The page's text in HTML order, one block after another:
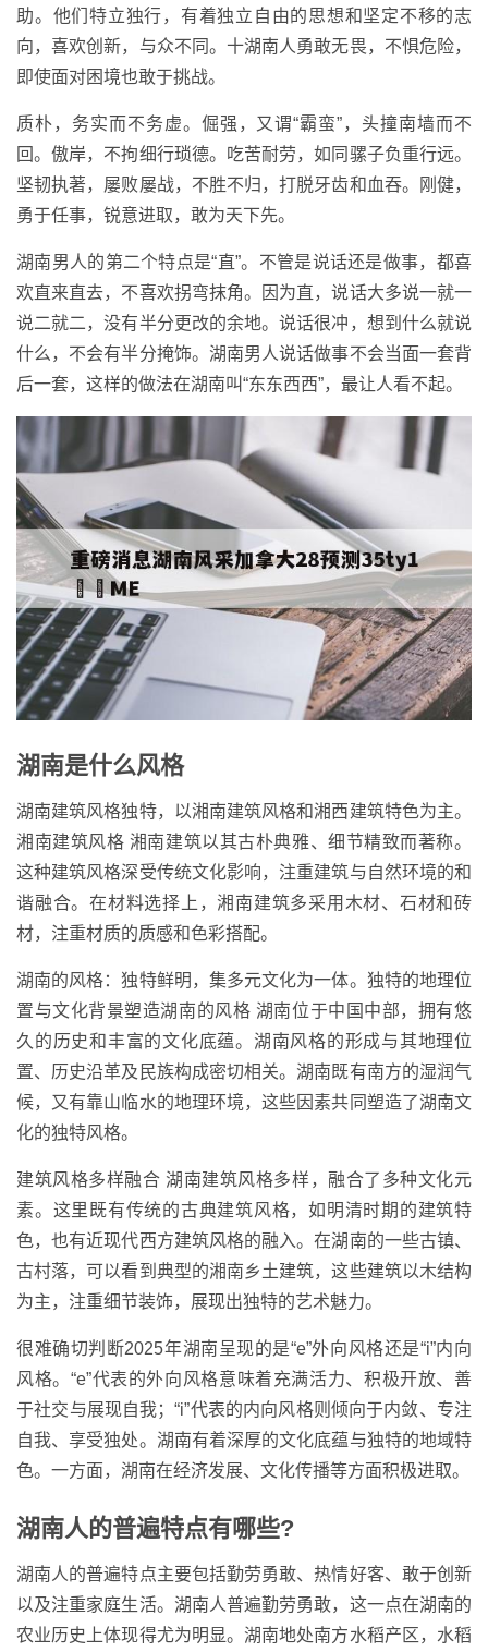
助。他们特立独行，有着独立自由的思想和坚定不移的志
向，喜欢创新，与众不同。十湖南人勇敢无畏，不惧危险，
即使面对困境也敢于挑战。
质朴，务实而不务虚。倔强，又谓“霸蛮”，头撞南墙而不
回。傲岸，不拘细行琐德。吃苦耐劳，如同骡子负重行远。
坚韧执著，屡败屡战，不胜不归，打脱牙齿和血吞。刚健，
勇于任事，锐意进取，敢为天下先。
湖南男人的第二个特点是“直”。不管是说话还是做事，都喜
欢直来直去，不喜欢拐弯抹角。因为直，说话大多说一就一
说二就二，没有半分更改的余地。说话很冲，想到什么就说
什么，不会有半分掩饰。湖南男人说话做事不会当面一套背
后一套，这样的做法在湖南叫“东东西西”，最让人看不起。
湖南是什么风格
湖南建筑风格独特，以湘南建筑风格和湘西建筑特色为主。
湘南建筑风格 湘南建筑以其古朴典雅、细节精致而著称。
这种建筑风格深受传统文化影响，注重建筑与自然环境的和
谐融合。在材料选择上，湘南建筑多采用木材、石材和砖
材，注重材质的质感和色彩搭配。
湖南的风格：独特鲜明，集多元文化为一体。独特的地理位
置与文化背景塑造湖南的风格 湖南位于中国中部，拥有悠
久的历史和丰富的文化底蕴。湖南风格的形成与其地理位
置、历史沿革及民族构成密切相关。湖南既有南方的湿润气
候，又有靠山临水的地理环境，这些因素共同塑造了湖南文
化的独特风格。
建筑风格多样融合 湖南建筑风格多样，融合了多种文化元
素。这里既有传统的古典建筑风格，如明清时期的建筑特
色，也有近现代西方建筑风格的融入。在湖南的一些古镇、
古村落，可以看到典型的湘南乡土建筑，这些建筑以木结构
为主，注重细节装饰，展现出独特的艺术魅力。
很难确切判断2025年湖南呈现的是“e”外向风格还是“i”内向
风格。“e”代表的外向风格意味着充满活力、积极开放、善
于社交与展现自我；“i”代表的内向风格则倾向于内敛、专注
自我、享受独处。湖南有着深厚的文化底蕴与独特的地域特
色。一方面，湖南在经济发展、文化传播等方面积极进取。
湖南人的普遍特点有哪些?
湖南人的普遍特点主要包括勤劳勇敢、热情好客、敢于创新
以及注重家庭生活。湖南人普遍勤劳勇敢，这一点在湖南的
农业历史上体现得尤为明显。湖南地处南方水稻产区，水稻